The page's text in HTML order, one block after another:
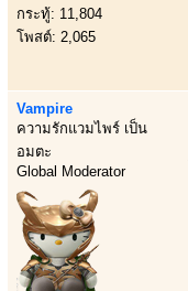
กระทู้: 11,804
โพสต์: 2,065
Vampire
ความรักแวมไพร์ เป็น
อมตะ
Global Moderator